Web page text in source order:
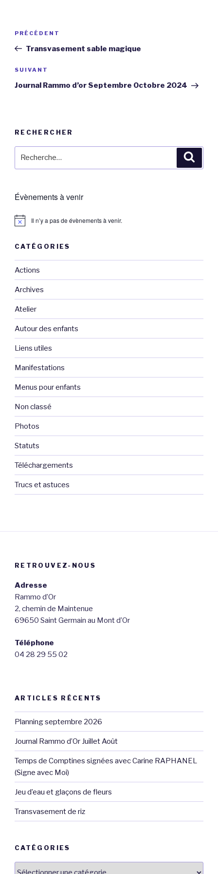
Navigation
l’article
Article
précédent
PRÉCÉDENT
Transvasement sable magique
Article
suivant
SUIVANT
Journal Rammo d’or Septembre Octobre 2024
RECHERCHER
Évènements à venir
Il n’y a pas de évènements à venir.
CATÉGORIES
Actions
Archives
Atelier
Autour des enfants
Liens utiles
Manifestations
Menus pour enfants
Non classé
Photos
Statuts
Téléchargements
Trucs et astuces
RETROUVEZ-NOUS
Adresse
Rammo d’Or
2, chemin de Maintenue
69650 Saint Germain au Mont d’Or
Téléphone
04 28 29 55 02
ARTICLES RÉCENTS
Planning septembre 2026
Journal Rammo d’Or Juillet Août
Temps de Comptines signées avec Carine RAPHANEL
(Signe avec Moi)
Jeu d’eau et glaçons de fleurs
Transvasement de riz
CATÉGORIES